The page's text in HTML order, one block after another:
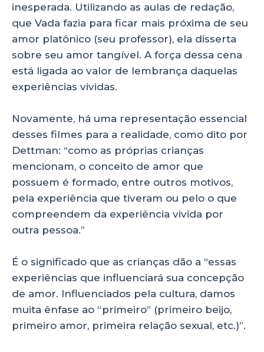
inesperada. Utilizando as aulas de redação,
que Vada fazia para ficar mais próxima de seu
amor platônico (seu professor), ela disserta
sobre seu amor tangível. A força dessa cena
está ligada ao valor de lembrança daquelas
experiências vividas.
Novamente, há uma representação essencial
desses filmes para a realidade, como dito por
Dettman: “como as próprias crianças
mencionam, o conceito de amor que
possuem é formado, entre outros motivos,
pela experiência que tiveram ou pelo o que
compreendem da experiência vivida por
outra pessoa.”
É o significado que as crianças dão a “essas
experiências que influenciará sua concepção
de amor. Influenciados pela cultura, damos
muita ênfase ao “primeiro” (primeiro beijo,
primeiro amor, primeira relação sexual, etc.)”.